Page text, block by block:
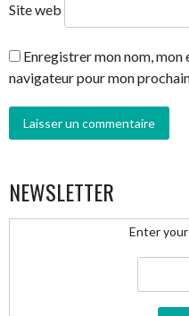
Site web
Enregistrer mon nom, mon
navigateur pour mon
NEWSLETTER
Enter